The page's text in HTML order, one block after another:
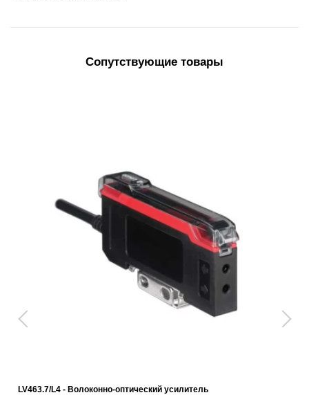
Сопутствующие товары
LV463.7/L4 - Волоконно-оптический усилитель